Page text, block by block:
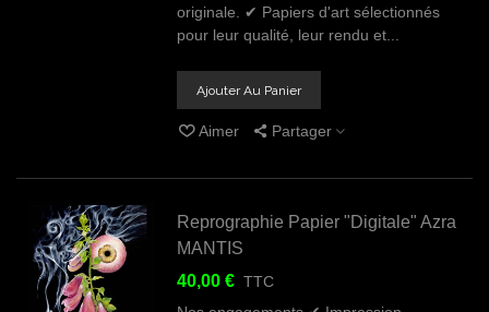
originale. ✔ Papiers d'art sélectionnés
pour leur qualité, leur rendu et...
Ajouter Au Panier
Aimer Partager
Reprographie Papier "Digitale" Azra
MANTIS
40,00 € TTC